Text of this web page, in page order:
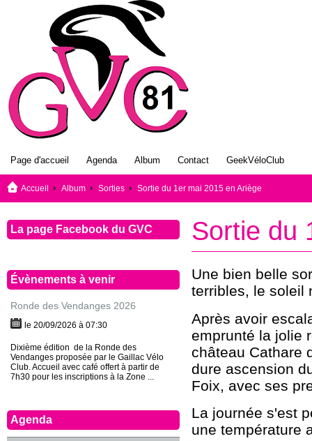
Page d'accueil Agenda Album Contact GeekVéloClub
Accueil Album Sorties Sortie du 1er mai 2015 en Ariège
Sortie du
Une bien belle
terribles, le soleil
Après avoir
emprunté la jolie
château Cathare
dure ascension
Foix, avec ses
La journée s'est
une température
La page Facebook du GVC
Évènements à venir
Ronde des Vendanges 2026
le 20/09/2026 à 07:30
Dixième édition de la Ronde des
Vendanges proposée par le Gaillac Vélo
Club. Accueil avec café offert à partir de
7h30 pour les inscriptions à la Zone ...
Agenda